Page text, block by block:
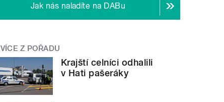
Jak nás naladíte na DABu
VÍCE Z POŘADU
Krajští celníci odhalili
v Hati pašeráky